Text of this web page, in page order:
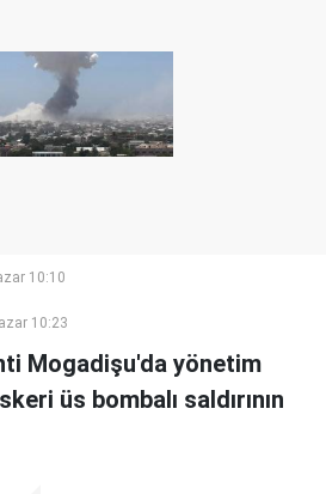
10:10
10:23
Mogadişu'da yönetim
üs bombalı saldırının